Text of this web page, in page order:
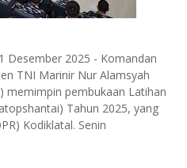
Desember 2025 - Komandan
TNI Marinir Nur Alamsyah
memimpin pembukaan Latihan
Tahun 2025, yang
Kodiklatal. Senin